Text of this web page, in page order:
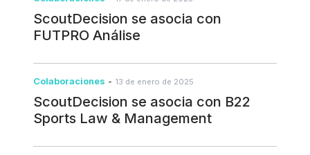
ScoutDecision se asocia con
FUTPRO Análise
Colaboraciones - 13 de enero de 2025
ScoutDecision se asocia con B22
Sports Law & Management